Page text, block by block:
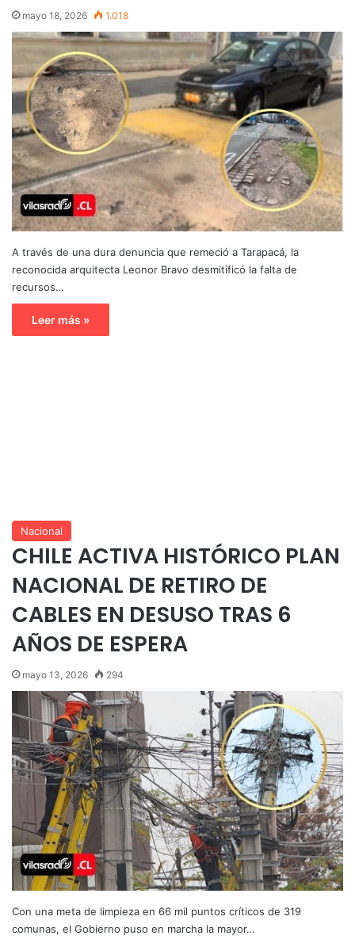
mayo 18, 2026 1.018
A través de una dura denuncia que remeció a Tarapacá, la
reconocida arquitecta Leonor Bravo desmitificó la falta de
recursos…
Leer más »
Nacional
CHILE ACTIVA HISTÓRICO PLAN
NACIONAL DE RETIRO DE
CABLES EN DESUSO TRAS 6
AÑOS DE ESPERA
mayo 13, 2026 294
Con una meta de limpieza en 66 mil puntos críticos de 319
comunas, el Gobierno puso en marcha la mayor…